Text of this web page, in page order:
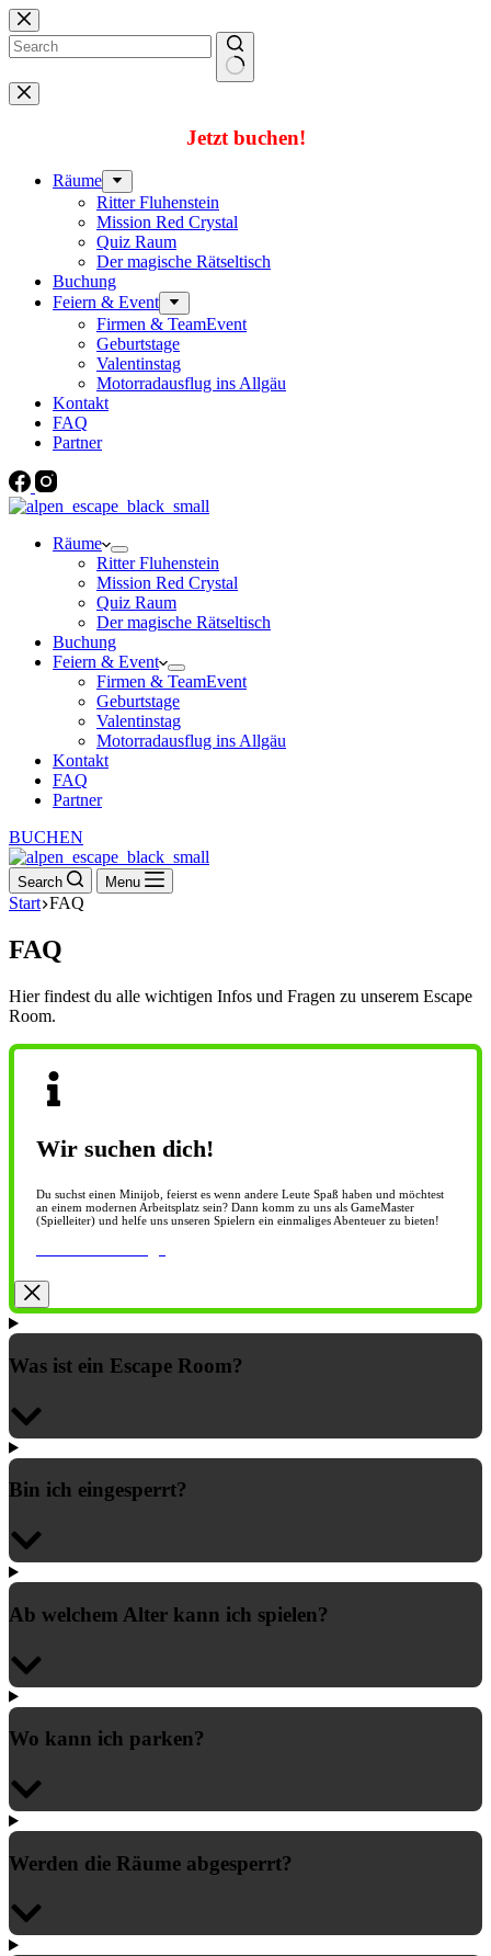
Zum
Inhalt
springen
Keine
Ergebnisse
Jetzt buchen!
Räume
Ritter Fluhenstein
Mission Red Crystal
Quiz Raum
Der magische Rätseltisch
Buchung
Feiern & Event
Firmen & TeamEvent
Geburtstage
Valentinstag
Motorradausflug ins Allgäu
Kontakt
FAQ
Partner
Räume
Ritter Fluhenstein
Mission Red Crystal
Quiz Raum
Der magische Rätseltisch
Buchung
Feiern & Event
Firmen & TeamEvent
Geburtstage
Valentinstag
Motorradausflug ins Allgäu
Kontakt
FAQ
Partner
BUCHEN
Search Menu
Start FAQ
FAQ
Hier findest du alle wichtigen Infos und Fragen zu unserem Escape
Room.
Wir suchen dich!
Du suchst einen Minijob, feierst es wenn andere Leute Spaß haben und möchtest
an einem modernen Arbeitsplatz sein? Dann komm zu uns als GameMaster
(Spielleiter) und helfe uns unseren Spielern ein einmaliges Abenteuer zu bieten!
Was ist ein Escape Room?
Bin ich eingesperrt?
Ab welchem Alter kann ich spielen?
Wo kann ich parken?
Werden die Räume abgesperrt?